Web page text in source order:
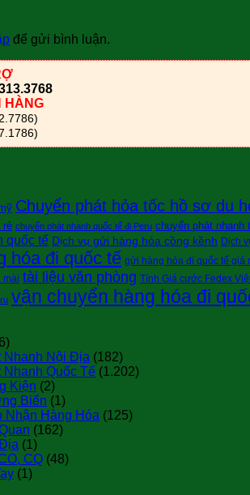
để gửi bình luận.
HÀNG
Chuyển phát hỏa tốc hồ sơ du
rẻ chuyển phát nhanh quốc tế đi Peru chuyển phát nhanh
quốc tế Dịch vụ gửi hàng hóa cồng kềnh Dịch
hóa đi quốc tế gửi hàng hóa đi quốc tế giá
mài tài liệu văn phòng Tính Giá cước Fedex
vận chuyển hàng hóa đi
Nhanh Nội Địa (182)
Nhanh Quốc Tế (1.202)
Kiện (2)
Biển (1)
Nhận Hàng Hóa (125)
(162)
(1)
CQ (48)
(1)